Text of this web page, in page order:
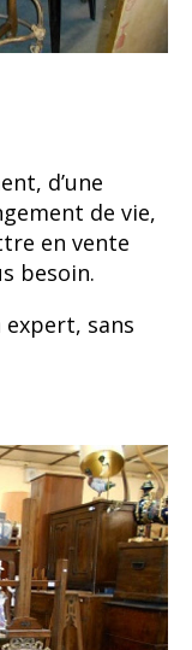
d’une
de vie,
en vente
besoin.
expert, sans